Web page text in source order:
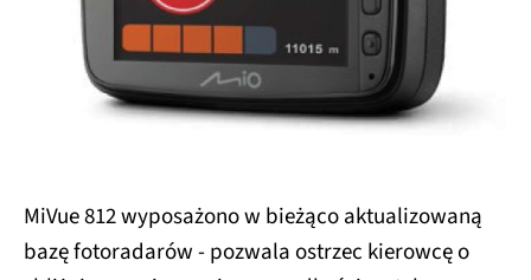
MiVue 812 wyposażono w bieżąco aktualizowaną
bazę fotoradarów - pozwala ostrzec kierowcę o